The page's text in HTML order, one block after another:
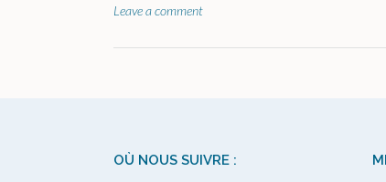
Leave a comment
OÙ NOUS SUIVRE :